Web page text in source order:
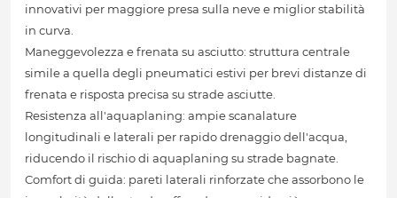
innovativi per maggiore presa sulla neve e miglior stabilità
in curva.
Maneggevolezza e frenata su asciutto: struttura centrale
simile a quella degli pneumatici estivi per brevi distanze di
frenata e risposta precisa su strade asciutte.
Resistenza all'aquaplaning: ampie scanalature
longitudinali e laterali per rapido drenaggio dell'acqua,
riducendo il rischio di aquaplaning su strade bagnate.
Comfort di guida: pareti laterali rinforzate che assorbono le